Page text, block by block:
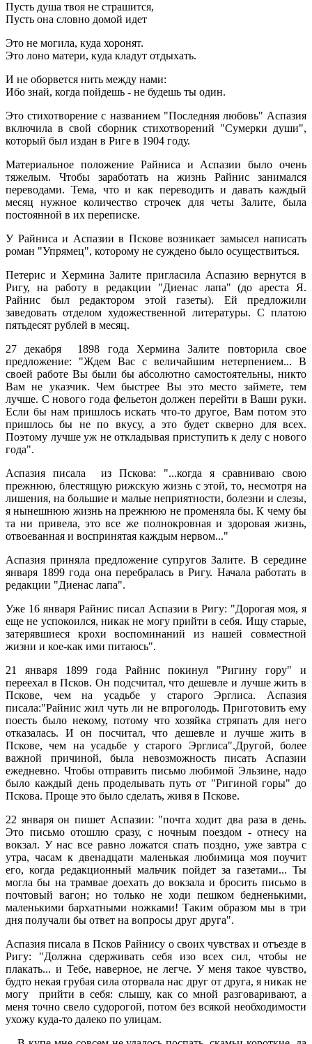
Пусть душа твоя не страшится,
Пусть она словно домой идет
Это не могила, куда хоронят.
Это лоно матери, куда кладут отдыхать.
И не оборвется нить между нами:
Ибо знай, когда пойдешь - не будешь ты один.
Это стихотворение с названием "Последняя любовь" Аспазия
включила в свой сборник стихотворений "Сумерки души",
который был издан в Риге в 1904 году.
Материальное положение Райниса и Аспазии было очень
тяжелым. Чтобы заработать на жизнь Райнис занимался
переводами. Тема, что и как переводить и давать каждый
месяц нужное количество строчек для четы Залите, была
постоянной в их переписке.
У Райниса и Аспазии в Пскове возникает замысел написать
роман "Упрямец", которому не суждено было осуществиться.
Петерис и Хермина Залите пригласила Аспазию вернутся в
Ригу, на работу в редакции "Диенас лапа" (до ареста Я.
Райнис был редактором этой газеты). Ей предложили
заведовать отделом художественной литературы. С платою
пятьдесят рублей в месяц.
27 декабря 1898 года Хермина Залите повторила свое
предложение: "Ждем Вас с величайшим нетерпением... В
своей работе Вы были бы абсолютно самостоятельны, никто
Вам не указчик. Чем быстрее Вы это место займете, тем
лучше. С нового года фельетон должен перейти в Ваши руки.
Если бы нам пришлось искать что-то другое, Вам потом это
пришлось бы не по вкусу, а это будет скверно для всех.
Поэтому лучше уж не откладывая приступить к делу с нового
года".
Аспазия писала из Пскова: "...когда я сравниваю свою
прежнюю, блестящую рижскую жизнь с этой, то, несмотря на
лишения, на большие и малые неприятности, болезни и слезы,
я нынешнюю жизнь на прежнюю не променяла бы. К чему бы
та ни привела, это все же полнокровная и здоровая жизнь,
отвоеванная и воспринятая каждым нервом..."
Аспазия приняла предложение супругов Залите. В середине
января 1899 года она перебралась в Ригу. Начала работать в
редакции "Диенас лапа".
Уже 16 января Райнис писал Аспазии в Ригу: "Дорогая моя, я
еще не успокоился, никак не могу прийти в себя. Ищу старые,
затерявшиеся крохи воспоминаний из нашей совместной
жизни и кое-как ими питаюсь".
21 января 1899 года Райнис покинул "Ригину гору" и
переехал в Псков. Он подсчитал, что дешевле и лучше жить в
Пскове, чем на усадьбе у старого Эрглиса. Аспазия
писала:"Райнис жил чуть ли не впроголодь. Приготовить ему
поесть было некому, потому что хозяйка стряпать для него
отказалась. И он посчитал, что дешевле и лучше жить в
Пскове, чем на усадьбе у старого Эрглиса".Другой, более
важной причиной, была невозможность писать Аспазии
ежедневно. Чтобы отправить письмо любимой Эльзине, надо
было каждый день проделывать путь от "Ригиной горы" до
Пскова. Проще это было сделать, живя в Пскове.
22 января он пишет Аспазии: "почта ходит два раза в день.
Это письмо отошлю сразу, с ночным поездом - отнесу на
вокзал. У нас все равно ложатся спать поздно, уже завтра с
утра, часам к двенадцати маленькая любимица моя поучит
его, когда редакционный мальчик пойдет за газетами... Ты
могла бы на трамвае доехать до вокзала и бросить письмо в
почтовый вагон; но только не ходи пешком бедненькими,
маленькими бархатными ножками! Таким образом мы в три
дня получали бы ответ на вопросы друг друга".
Аспазия писала в Псков Райнису о своих чувствах и отъезде в
Ригу: "Должна сдерживать себя изо всех сил, чтобы не
плакать... и Тебе, наверное, не легче. У меня такое чувство,
будто некая грубая сила оторвала нас друг от друга, я никак не
могу прийти в себя: слышу, как со мной разговаривают, а
меня точно свело судорогой, потом без всякой необходимости
ухожу куда-то далеко по улицам.